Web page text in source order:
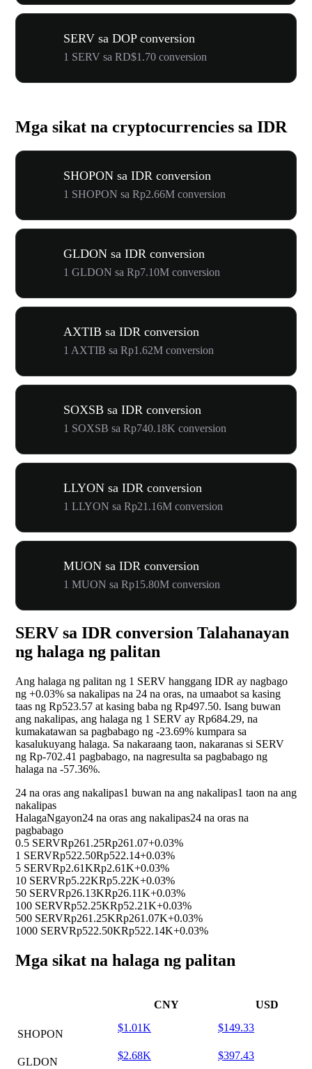
SERV sa DOP conversion
1 SERV sa RD$1.70 conversion
Mga sikat na cryptocurrencies sa IDR
SHOPON sa IDR conversion
1 SHOPON sa Rp2.66M conversion
GLDON sa IDR conversion
1 GLDON sa Rp7.10M conversion
AXTIB sa IDR conversion
1 AXTIB sa Rp1.62M conversion
SOXSB sa IDR conversion
1 SOXSB sa Rp740.18K conversion
LLYON sa IDR conversion
1 LLYON sa Rp21.16M conversion
MUON sa IDR conversion
1 MUON sa Rp15.80M conversion
SERV sa IDR conversion Talahanayan
ng halaga ng palitan
Ang halaga ng palitan ng 1 SERV hanggang IDR ay nagbago
ng +0.03% sa nakalipas na 24 na oras, na umaabot sa kasing
taas ng Rp523.57 at kasing baba ng Rp497.50. Isang buwan
ang nakalipas, ang halaga ng 1 SERV ay Rp684.29, na
kumakatawan sa pagbabago ng -23.69% kumpara sa
kasalukuyang halaga. Sa nakaraang taon, nakaranas si SERV
ng Rp-702.41 pagbabago, na nagresulta sa pagbabago ng
halaga na -57.36%.
24 na oras ang nakalipas1 buwan na ang nakalipas1 taon na ang
nakalipas
HalagaNgayon24 na oras ang nakalipas24 na oras na
pagbabago
0.5 SERVRp261.25Rp261.07+0.03%
1 SERVRp522.50Rp522.14+0.03%
5 SERVRp2.61KRp2.61K+0.03%
10 SERVRp5.22KRp5.22K+0.03%
50 SERVRp26.13KRp26.11K+0.03%
100 SERVRp52.25KRp52.21K+0.03%
500 SERVRp261.25KRp261.07K+0.03%
1000 SERVRp522.50KRp522.14K+0.03%
Mga sikat na halaga ng palitan
CNY USD
SHOPON
$1.01K $149.33
GLDON
$2.68K $397.43